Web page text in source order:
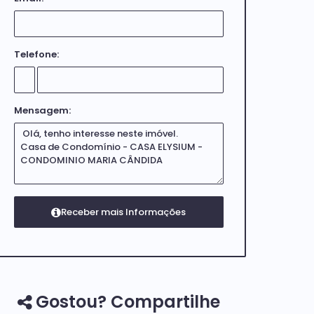
Telefone:
Mensagem:
Gostou? Compartilhe